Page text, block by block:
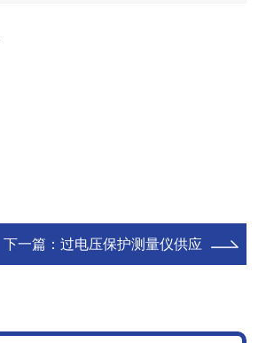
下一篇： 过电压保护测量仪供应